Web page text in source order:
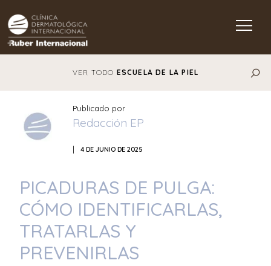
Main Navigation
VER TODO ESCUELA DE LA PIEL
Publicado por
Redacción EP
| 4 DE JUNIO DE 2025
PICADURAS DE PULGA:
CÓMO IDENTIFICARLAS,
TRATARLAS Y
PREVENIRLAS